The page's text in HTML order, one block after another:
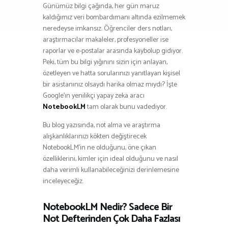
Günümüz bilgi çağında, her gün maruz
kaldığımız veri bombardımanı altında ezilmemek
neredeyse imkansız. Öğrenciler ders notları,
araştırmacılar makaleler, profesyoneller ise
raporlar ve e-postalar arasında kaybolup gidiyor.
Peki, tüm bu bilgi yığınını sizin için anlayan,
özetleyen ve hatta sorularınızı yanıtlayan kişisel
bir asistanınız olsaydı harika olmaz mıydı? İşte
Google’ın yenilikçi yapay zeka aracı
NotebookLMtam olarak bunu vadediyor.
Bu blog yazısında, not alma ve araştırma
alışkanlıklarınızı kökten değiştirecek
NotebookLM’in ne olduğunu, öne çıkan
özelliklerini, kimler için ideal olduğunu ve nasıl
daha verimli kullanabileceğinizi derinlemesine
inceleyeceğiz.
NotebookLM Nedir? Sadece Bir
Not Defterinden Çok Daha Fazlası